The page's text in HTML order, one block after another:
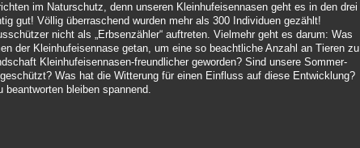
im Naturschutz, denn unseren Kleinhufeisennasen geht es in den drei
gut! Völlig überraschend wurden mehr als 300 Individuen gezählt!
nicht als „Erbsenzähler“ auftreten. Vielmehr geht es darum: Was
der Kleinhufeisennase getan, um eine so beachtliche Anzahl an Tieren zu
Kleinhufeisennasen-freundlicher geworden? Sind unsere Sommer-
Was hat die Witterung für einen Einfluss auf diese Entwicklung?
beantworten bleiben spannend.